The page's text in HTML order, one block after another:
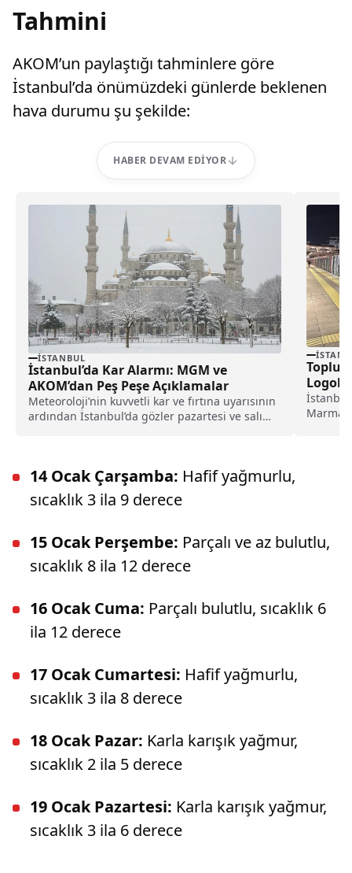
Tahmini
AKOM’un paylaştığı tahminlere göre
İstanbul’da önümüzdeki günlerde beklenen
hava durumu şu şekilde:
HABER DEVAM EDIYOR
İSTANBUL
İstanbul’da Kar Alarmı: MGM ve
AKOM’dan Peş Peşe Açıklamalar
Meteoroloji’nin kuvvetli kar ve fırtına uyarısının
ardından İstanbul’da gözler pazartesi ve salı
Toplu
14 Ocak Çarşamba: Hafif yağmurlu,
sıcaklık 3 ila 9 derece
15 Ocak Perşembe: Parçalı ve az bulutlu,
sıcaklık 8 ila 12 derece
16 Ocak Cuma: Parçalı bulutlu, sıcaklık 6
ila 12 derece
17 Ocak Cumartesi: Hafif yağmurlu,
sıcaklık 3 ila 8 derece
18 Ocak Pazar: Karla karışık yağmur,
sıcaklık 2 ila 5 derece
19 Ocak Pazartesi: Karla karışık yağmur,
sıcaklık 3 ila 6 derece